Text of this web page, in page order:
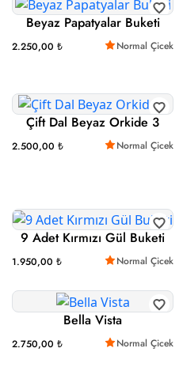
Beyaz Papatyalar Buketi
2.250,00 ₺ Normal Çicek
Çift Dal Beyaz Orkide 3
2.500,00 ₺ Normal Çicek
9 Adet Kırmızı Gül Buketi
1.950,00 ₺ Normal Çicek
Bella Vista
2.750,00 ₺ Normal Çicek